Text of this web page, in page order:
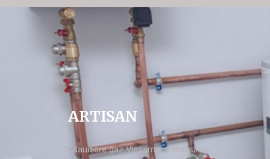
ARTISAN
chaudière gaz Viessmann Malaunay